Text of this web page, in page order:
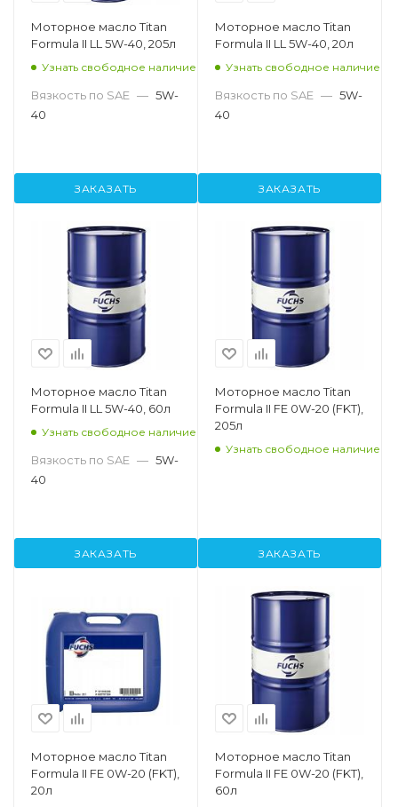
Моторное масло Titan
Formula II LL 5W-40, 205л
Узнать свободное наличие
Вязкость по SAE — 5W-
40
ЗАКАЗАТЬ
Моторное масло Titan
Formula II LL 5W-40, 20л
Узнать свободное наличие
Вязкость по SAE — 5W-
40
ЗАКАЗАТЬ
Моторное масло Titan
Formula II LL 5W-40, 60л
Узнать свободное наличие
Вязкость по SAE — 5W-
40
ЗАКАЗАТЬ
Моторное масло Titan
Formula II FE 0W-20 (FKT),
205л
Узнать свободное наличие
ЗАКАЗАТЬ
Моторное масло Titan
Formula II FE 0W-20 (FKT),
20л
Моторное масло Titan
Formula II FE 0W-20 (FKT),
60л